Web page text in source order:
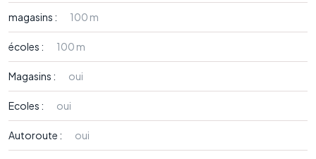
magasins : 100 m
écoles : 100 m
Magasins : oui
Ecoles : oui
Autoroute : oui